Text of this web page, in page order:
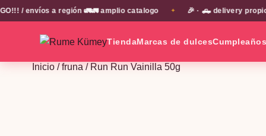
/ envíos a región 🚛🚛 amplio catalogo ✦ 🎉 · 🛻 delivery propio en
TiendaMarcas de dulces
Inicio/fruna / Run Run Vainilla 50g